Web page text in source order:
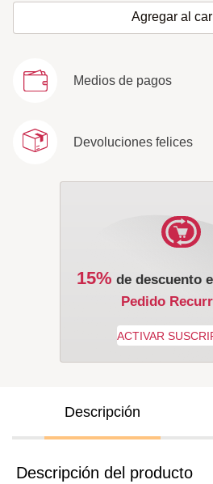
Agregar al
Medios de pagos
Devoluciones felices
15% de descuento
Pedido
Descripción
Descripción del producto